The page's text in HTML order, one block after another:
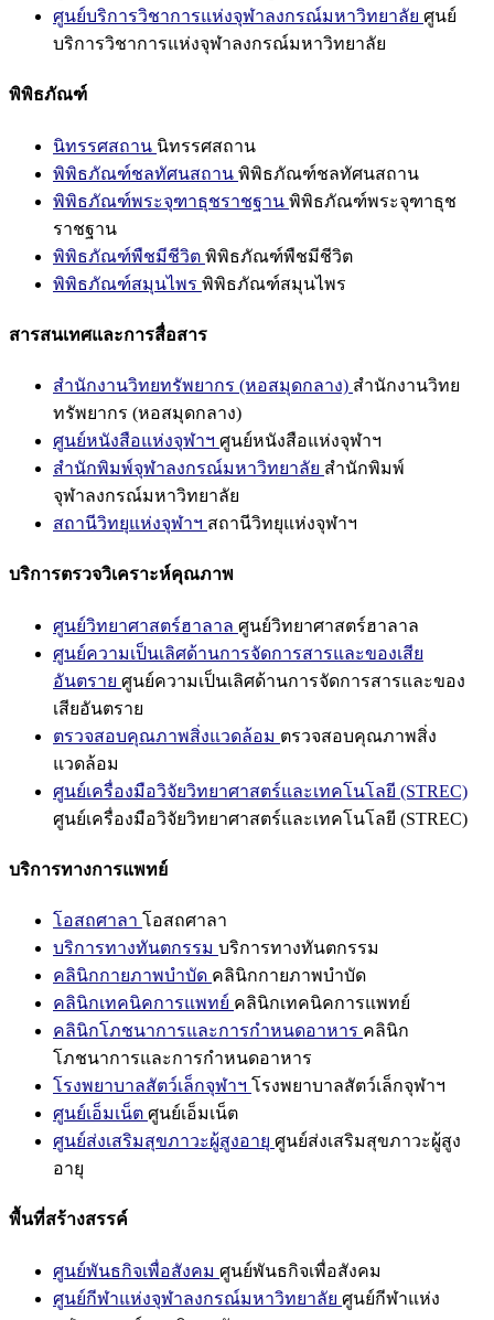
ศูนย์บริการวิชาการแห่งจุฬาลงกรณ์มหาวิทยาลัย ศูนย์
บริการวิชาการแห่งจุฬาลงกรณ์มหาวิทยาลัย
พิพิธภัณฑ์
นิทรรศสถาน นิทรรศสถาน
พิพิธภัณฑ์ชลทัศนสถาน พิพิธภัณฑ์ชลทัศนสถาน
พิพิธภัณฑ์พระจุฑาธุชราชฐาน พิพิธภัณฑ์พระจุฑาธุช
ราชฐาน
พิพิธภัณฑ์พืชมีชีวิต พิพิธภัณฑ์พืชมีชีวิต
พิพิธภัณฑ์สมุนไพร พิพิธภัณฑ์สมุนไพร
สารสนเทศและการสื่อสาร
สำนักงานวิทยทรัพยากร (หอสมุดกลาง) สำนักงานวิทย
ทรัพยากร (หอสมุดกลาง)
ศูนย์หนังสือแห่งจุฬาฯ ศูนย์หนังสือแห่งจุฬาฯ
สำนักพิมพ์จุฬาลงกรณ์มหาวิทยาลัย สำนักพิมพ์
จุฬาลงกรณ์มหาวิทยาลัย
สถานีวิทยุแห่งจุฬาฯ สถานีวิทยุแห่งจุฬาฯ
บริการตรวจวิเคราะห์คุณภาพ
ศูนย์วิทยาศาสตร์ฮาลาล ศูนย์วิทยาศาสตร์ฮาลาล
ศูนย์ความเป็นเลิศด้านการจัดการสารและของเสีย
อันตราย ศูนย์ความเป็นเลิศด้านการจัดการสารและของ
เสียอันตราย
ตรวจสอบคุณภาพสิ่งแวดล้อม ตรวจสอบคุณภาพสิ่ง
แวดล้อม
ศูนย์เครื่องมือวิจัยวิทยาศาสตร์และเทคโนโลยี (STREC)
ศูนย์เครื่องมือวิจัยวิทยาศาสตร์และเทคโนโลยี (STREC)
บริการทางการแพทย์
โอสถศาลา โอสถศาลา
บริการทางทันตกรรม บริการทางทันตกรรม
คลินิกกายภาพบำบัด คลินิกกายภาพบำบัด
คลินิกเทคนิคการแพทย์ คลินิกเทคนิคการแพทย์
คลินิกโภชนาการและการกำหนดอาหาร คลินิก
โภชนาการและการกำหนดอาหาร
โรงพยาบาลสัตว์เล็กจุฬาฯ โรงพยาบาลสัตว์เล็กจุฬาฯ
ศูนย์เอ็มเน็ต ศูนย์เอ็มเน็ต
ศูนย์ส่งเสริมสุขภาวะผู้สูงอายุ ศูนย์ส่งเสริมสุขภาวะผู้สูง
อายุ
พื้นที่สร้างสรรค์
ศูนย์พันธกิจเพื่อสังคม ศูนย์พันธกิจเพื่อสังคม
ศูนย์กีฬาแห่งจุฬาลงกรณ์มหาวิทยาลัย ศูนย์กีฬาแห่ง